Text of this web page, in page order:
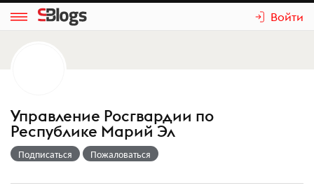
Войти
Управление Росгвардии по
Республике Марий Эл
Подписаться Пожаловаться